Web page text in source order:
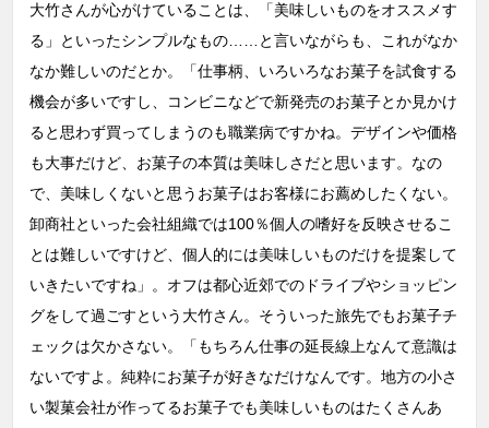
大竹さんが心がけていることは、「美味しいものをオススメす
る」といったシンプルなもの……と言いながらも、これがなか
なか難しいのだとか。「仕事柄、いろいろなお菓子を試食する
機会が多いですし、コンビニなどで新発売のお菓子とか見かけ
ると思わず買ってしまうのも職業病ですかね。デザインや価格
も大事だけど、お菓子の本質は美味しさだと思います。なの
で、美味しくないと思うお菓子はお客様にお薦めしたくない。
卸商社といった会社組織では100％個人の嗜好を反映させるこ
とは難しいですけど、個人的には美味しいものだけを提案して
いきたいですね」。オフは都心近郊でのドライブやショッピン
グをして過ごすという大竹さん。そういった旅先でもお菓子チ
ェックは欠かさない。「もちろん仕事の延長線上なんて意識は
ないですよ。純粋にお菓子が好きなだけなんです。地方の小さ
い製菓会社が作ってるお菓子でも美味しいものはたくさんあ